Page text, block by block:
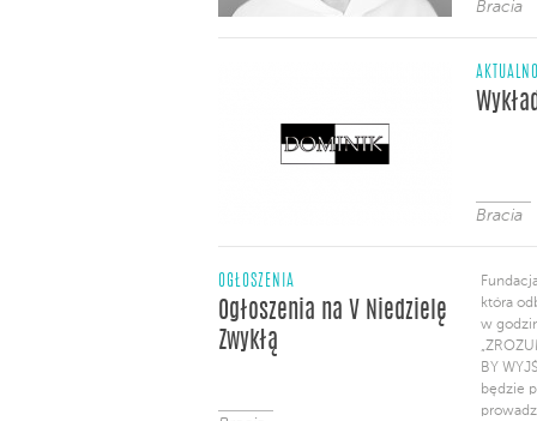
Bracia
Bracia
OGŁOSZENIA
Ogłoszenia na V Niedzielę
Zwykłą
która
w
BY
będzie